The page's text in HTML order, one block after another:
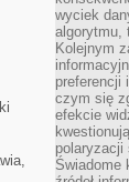
wyciek
algorytmu,
Kolejnym
preferencji
czym się
efekcie
polaryzacji
Świadome